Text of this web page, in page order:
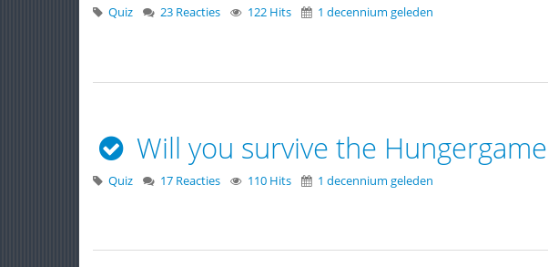
Quiz 23 Reacties 122 Hits 1 decennium geleden
Will you survive the
Quiz 17 Reacties 110 Hits 1 decennium geleden